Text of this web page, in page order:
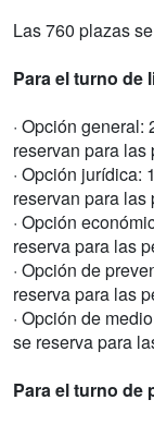
Las 760 plazas
Para el turno de
· Opción
reservan para
· Opción jurídica:
reservan para
· Opción
reserva para las
· Opción de
reserva para las
· Opción de
se reserva para
Para el turno de